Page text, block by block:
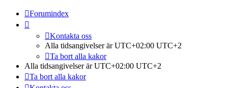
Forumindex
Kontakta oss
Alla tidsangivelser är UTC+02:00 UTC+2
Ta bort alla kakor
Alla tidsangivelser är UTC+02:00 UTC+2
Ta bort alla kakor